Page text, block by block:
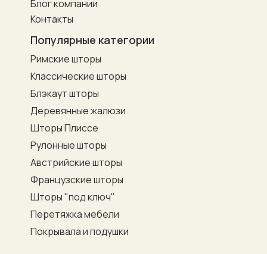
Контакты
Популярные категории
Римские шторы
Классические шторы
Блэкаут шторы
Деревянные жалюзи
Шторы Плиссе
Шторы "под ключ"
Перетяжка мебели
Покрывала и подушки
Австрийские шторы
Французские шторы
Блог компании
Рулонные шторы